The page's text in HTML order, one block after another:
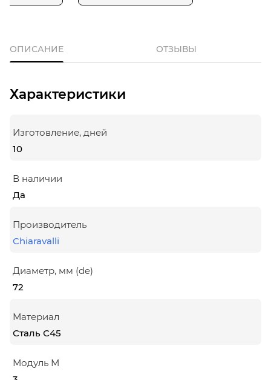
ОПИСАНИЕ ОТЗЫВЫ
Характеристики
Изготовление, дней
10
В наличии
Да
Производитель
Chiaravalli
Диаметр, мм (de)
72
Материал
Сталь С45
Модуль М